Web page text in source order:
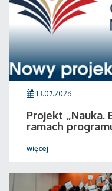
13.07.2026
Projekt „Nauka.
ramach
więcej